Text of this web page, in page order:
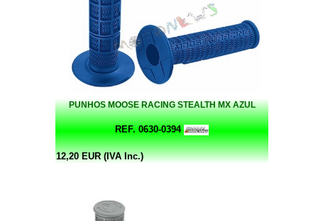
PUNHOS MOOSE RACING STEALTH MX AZUL
REF. 0630-0394
12,20 EUR (IVA Inc.)